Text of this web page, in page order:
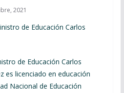
2021
de Educación Carlos
de Educación Carlos
es licenciado en educación
Nacional de Educación